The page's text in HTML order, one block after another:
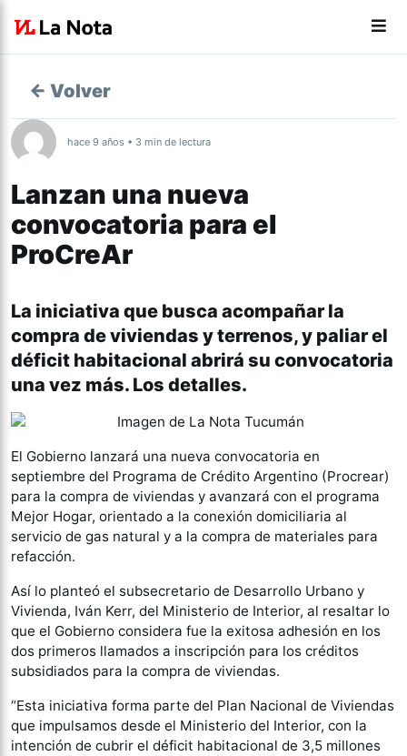
← Volver
hace 9 años • 3 min de lectura
Lanzan una nueva
convocatoria para el
ProCreAr
Actualidad
La iniciativa que busca acompañar la
compra de viviendas y terrenos, y paliar el
déficit habitacional abrirá su convocatoria
una vez más. Los detalles.
El Gobierno lanzará una nueva convocatoria en
septiembre del Programa de Crédito Argentino (Procrear)
para la compra de viviendas y avanzará con el programa
Mejor Hogar, orientado a la conexión domiciliaria al
servicio de gas natural y a la compra de materiales para
refacción.
Así lo planteó el subsecretario de Desarrollo Urbano y
Vivienda, Iván Kerr, del Ministerio de Interior, al resaltar lo
que el Gobierno considera fue la exitosa adhesión en los
dos primeros llamados a inscripción para los créditos
subsidiados para la compra de viviendas.
“Esta iniciativa forma parte del Plan Nacional de Viviendas
que impulsamos desde el Ministerio del Interior, con la
intención de cubrir el déficit habitacional de 3,5 millones